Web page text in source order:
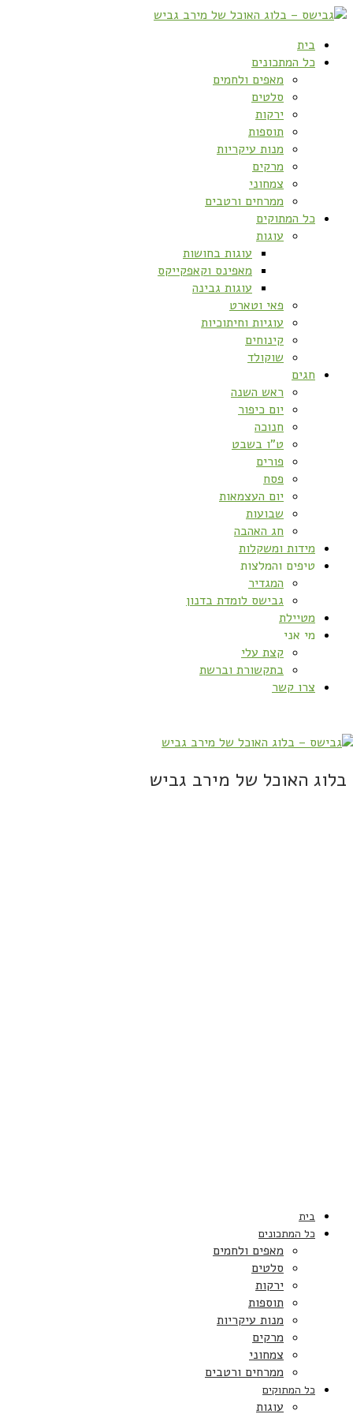
בית
כל המתכונים
מאפים ולחמים
סלטים
ירקות
תוספות
מנות עיקריות
מרקים
צמחוני
ממרחים ורטבים
כל המתוקים
עוגות
עוגות בחושות
מאפינס וקאפקייקס
עוגות גבינה
פאי וטארט
עוגיות וחיתוכיות
קינוחים
שוקולד
חגים
ראש השנה
יום כיפור
חנוכה
ט”ו בשבט
פורים
פסח
יום העצמאות
שבועות
חג האהבה
מידות ומשקלות
טיפים והמלצות
המגדיר
גבישס לומדת בדנון
מטיילת
מי אני
קצת עלי
בתקשורת וברשת
צרו קשר
בלוג האוכל של מירב גביש
בית
כל המתכונים
מאפים ולחמים
סלטים
ירקות
תוספות
מנות עיקריות
מרקים
צמחוני
ממרחים ורטבים
כל המתוקים
עוגות